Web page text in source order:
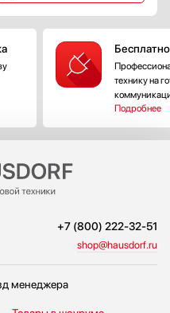
технику на
Подробнее
+7 (800) 222-32-51
shop@hausdorf.ru
менеджера